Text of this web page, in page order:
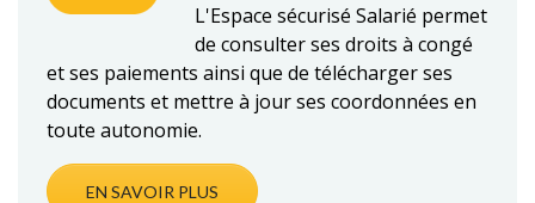
L'Espace sécurisé Salarié permet
de consulter ses droits à congé
et ses paiements ainsi que de télécharger ses
documents et mettre à jour ses coordonnées en
toute autonomie.
EN SAVOIR PLUS